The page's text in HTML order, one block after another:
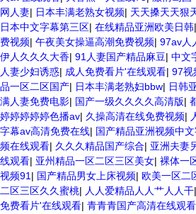
网人妻| 日本丰满老熟女视频| 天天搡天天狠
日本中文字幕第三区| 在线精品亚洲欧美日韩|
费视频| 午夜美女操逼高潮免费视频| 97av人
伊人久久久大香| 91人妻国产精品麻豆| 中文
人妻少妇诱惑| 成人免费看片'在线观看| 97视
品一区二区国产| 日本丰满老熟妇bbw| 日韩
满人妻免费电影| 国产一级久久久久高清版|
婷婷婷婷婷色播av| 久操高清在线免费视频|
字幕av高清免费在线| 国产精品亚洲视频中
频在线观看| 久久久精品国产综合| 亚洲夫妻
线观看| 亚州精品一区二区三区美女| 裸体一
视频91 | 国产精品男女上床视频| 欧美一区二
二区三区久久蜜桃| 人人爱精品人人艹人人干|
免费看片'在线观看| 青青青国产高清在线观看